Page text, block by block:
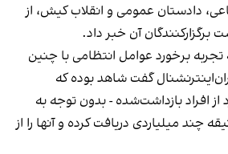
دادستان عمومی و انقلاب کیش، از
برگزارکنندگان آن خبر داد.
تجربه برخورد عوامل انتظامی با چنین
گفت شاهد بوده که
افراد بازداشت‌‌شده - بدون توجه به
چند میلیاردی دریافت کرده و آنها را از